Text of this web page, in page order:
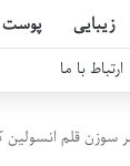
زیبایی پوست
ارتباط با ما
قلم انسولین کافبر سایز 4 –